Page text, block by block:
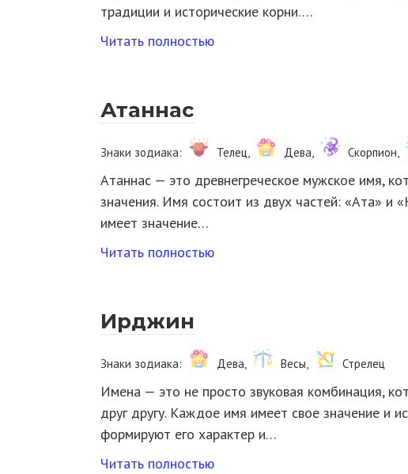
традиции и исторические корни….
Читать полностью
Атаннас
Знаки зодиака: Телец, Дева, Скорпион,
Атаннас — это древнегреческое мужское имя,
значения. Имя состоит из двух частей: «Ата» и
имеет значение…
Читать полностью
Ирджин
Знаки зодиака: Дева, Весы, Стрелец
Имена — это не просто звуковая комбинация,
друг другу. Каждое имя имеет свое значение и
формируют его характер и…
Читать полностью